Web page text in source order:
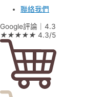
聯絡我們
Google評論｜4.3
★★★★★ 4.3/5